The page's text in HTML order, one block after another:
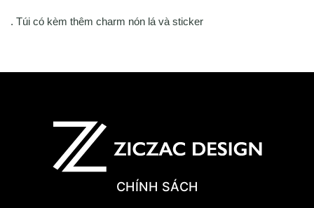
. Túi có kèm thêm charm nón lá và sticker
CHÍNH SÁCH